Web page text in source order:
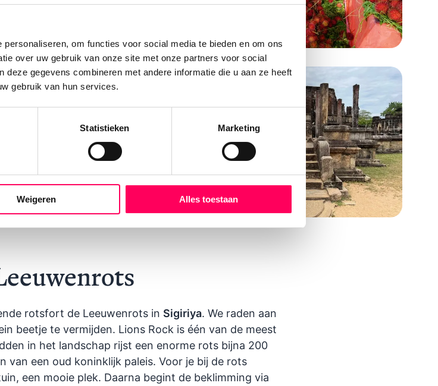
om functies voor social media te bieden en om ons
over uw gebruik van onze site met onze partners voor social
gegevens combineren met andere informatie die u aan ze heeft
gebruik van hun services.
Statistieken Marketing
Weigeren Alles toestaan
rotsfort de Leeuwenrots in Sigiriya. We raden aan
beetje te vermijden. Lions Rock is één van de meest
in het landschap rijst een enorme rots bijna 200
van een oud koninklijk paleis. Voor je bij de rots
een mooie plek. Daarna begint de beklimming via